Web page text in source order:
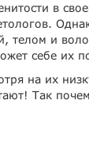
в
телом и
себе их
на их
Так